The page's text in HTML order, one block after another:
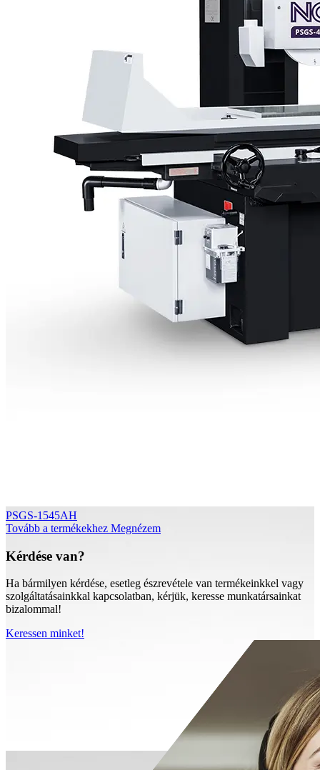
PSGS-1545AH
Tovább a termékekhez Megnézem
Kérdése van?
Ha bármilyen kérdése, esetleg észrevétele van termékeinkkel vagy
szolgáltatásainkkal kapcsolatban, kérjük, keresse munkatársainkat
bizalommal!
Keressen minket!